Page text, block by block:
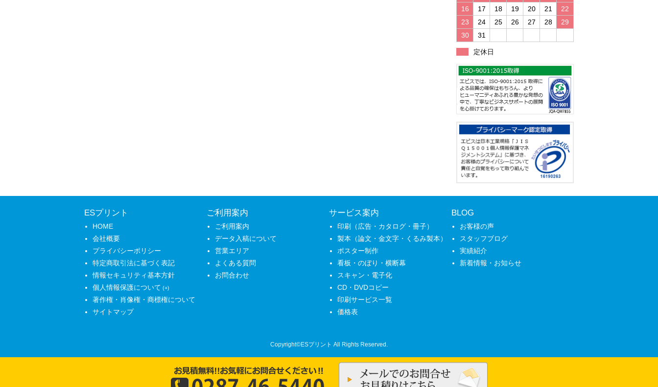
16
17 18 19 20 21
22
23
24 25 26 27 28
29
30
31
定休日
ESプリント
HOME
会社概要
プライバシーポリシー
特定商取引法に基づく表記
情報セキュリティ基本方針
個人情報保護について
著作権・肖像権・商標権について
サイトマップ
ご利用案内
ご利用案内
データ入稿について
営業エリア
よくある質問
お問合わせ
サービス案内
印刷（広告・カタログ・冊子）
製本（論文・金文字・くるみ製本）
ポスター制作
看板・のぼり・横断幕
スキャン・電子化
CD・DVDコピー
印刷サービス一覧
価格表
BLOG
お客様の声
スタッフブログ
実績紹介
新着情報・お知らせ
Copyright©ESプリント All Rights Reserved.